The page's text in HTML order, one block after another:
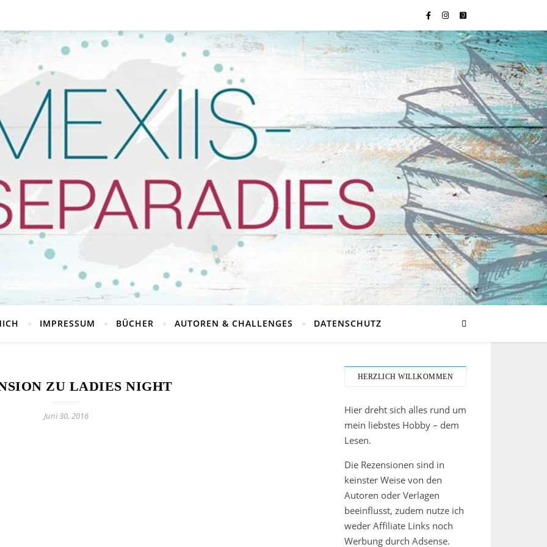
IMPRESSUM BÜCHER AUTOREN & CHALLENGES DATENSCHUTZ
ZU LADIES NIGHT
Juni 30, 2016
HERZLICH WILLKOMMEN
Hier dreht sich alles rund um
mein liebstes Hobby – dem
Lesen.
Die Rezensionen sind in
keinster Weise von den
Autoren oder Verlagen
beeinflusst, zudem nutze ich
weder Affiliate Links noch
Werbung durch Adsense.